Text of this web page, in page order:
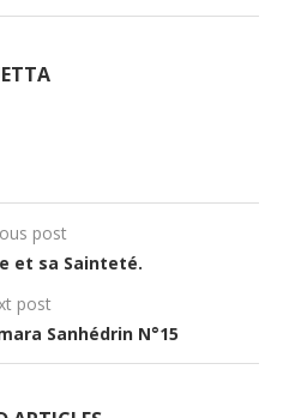
post
et sa Sainteté.
post
Sanhédrin N°15